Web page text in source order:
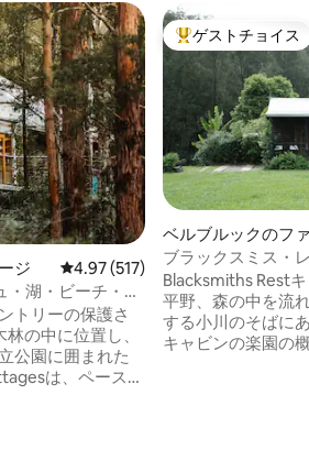
均評価
です。
ジ レビュー517件、5つ星中4.97つ
4.97 (517)
・湖・ビーチ・焚
トリーの保護さ
の中に位置し、
公園に囲まれた
は、ペースダ
大好評のゲストチ
ゲストチョイス
ベルブルックのフ
イ
ブラックスミス・
小川の真ん中
Blacksmiths Rest
平野、森の中を流
する小川のそばに
キャビンの楽園の